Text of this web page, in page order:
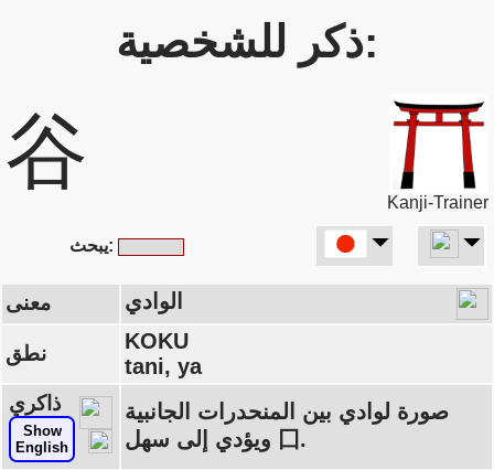
ذكر للشخصية:
谷
Kanji-Trainer
يبحث:
معنى الوادي
نطق
KOKU
tani, ya
ذاكري
Show
English
صورة لوادي بين المنحدرات الجانبية
ويؤدي إلى سهل 囗.